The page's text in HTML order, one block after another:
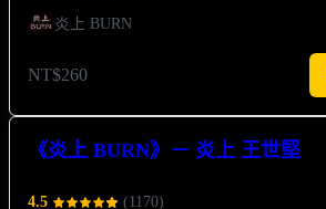
炎上 BURN
NT$260
《炎上 BURN》－ 炎上 王世堅
4.5 (1170)